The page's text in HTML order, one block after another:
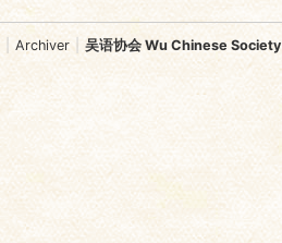
Archiver 吴语协会 Wu Chinese Society